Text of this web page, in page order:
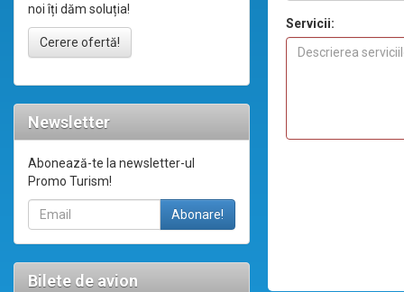
noi îți dăm soluția!
Cerere ofertă!
Newsletter
Abonează-te la newsletter-ul
Promo Turism!
Bilete de avion
Servicii: